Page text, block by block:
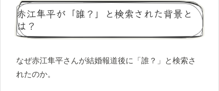
赤江隼平が「誰？」と検索された背景と
は？
なぜ赤江隼平さんが結婚報道後に「誰？」と検索さ
れたのか。